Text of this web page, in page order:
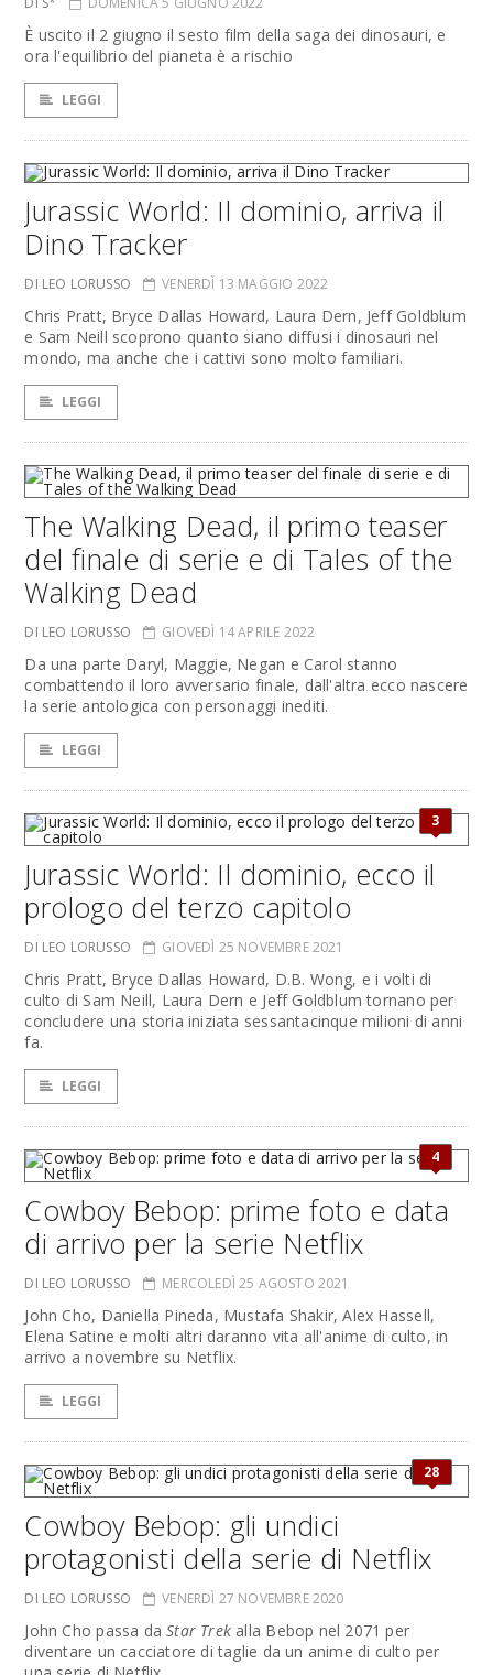
È uscito il 2 giugno il sesto film della saga dei dinosauri, e
ora l'equilibrio del pianeta è a rischio
LEGGI
Jurassic World: Il dominio, arriva il
Dino Tracker
DI LEO LORUSSO VENERDÌ 13 MAGGIO 2022
Chris Pratt, Bryce Dallas Howard, Laura Dern, Jeff Goldblum
e Sam Neill scoprono quanto siano diffusi i dinosauri nel
mondo, ma anche che i cattivi sono molto familiari.
LEGGI
The Walking Dead, il primo teaser
del finale di serie e di Tales of the
Walking Dead
DI LEO LORUSSO GIOVEDÌ 14 APRILE 2022
Da una parte Daryl, Maggie, Negan e Carol stanno
combattendo il loro avversario finale, dall'altra ecco nascere
la serie antologica con personaggi inediti.
LEGGI
3
Jurassic World: Il dominio, ecco il
prologo del terzo capitolo
DI LEO LORUSSO GIOVEDÌ 25 NOVEMBRE 2021
Chris Pratt, Bryce Dallas Howard, D.B. Wong, e i volti di
culto di Sam Neill, Laura Dern e Jeff Goldblum tornano per
concludere una storia iniziata sessantacinque milioni di anni
fa.
LEGGI
4
Cowboy Bebop: prime foto e data
di arrivo per la serie Netflix
DI LEO LORUSSO MERCOLEDÌ 25 AGOSTO 2021
John Cho, Daniella Pineda, Mustafa Shakir, Alex Hassell,
Elena Satine e molti altri daranno vita all'anime di culto, in
arrivo a novembre su Netflix.
LEGGI
28
Cowboy Bebop: gli undici
protagonisti della serie di Netflix
DI LEO LORUSSO VENERDÌ 27 NOVEMBRE 2020
John Cho passa daStar Trek alla Bebop nel 2071 per
diventare un cacciatore di taglie da un anime di culto per